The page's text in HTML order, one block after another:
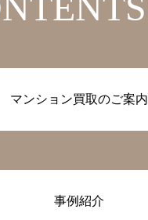
マンション買取のご案内
事例紹介